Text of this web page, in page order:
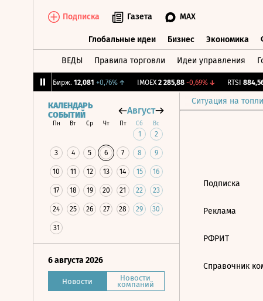
Подписка Газета MAX
Глобальные идеи Бизнес Экономика
ВЕДЫ Правила торговли Идеи управления
CNY Бирж. 12,081 +0,76%↑ IMOEX 2 285,88 -0,69%↓ RTSI 884,56
Ситуация на
КАЛЕНДАРЬ
СОБЫТИЙ
Август
Пн Вт Ср Чт Пт Сб Вс
1 2
3 4 5 6 7 8 9
10 11 12 13 14 15 16
17 18 19 20 21 22 23
24 25 26 27 28 29 30
31
6 августа 2026
Новости Новости
компаний
Подписка
Реклама
РФРИТ
Справочник